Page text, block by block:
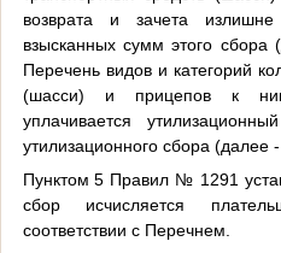
возврата и зачета
взысканных сумм этого
Перечень видов и категорий
(шасси) и прицепов к
уплачивается
утилизационного сбора (далее
Пунктом 5 Правил № 1291
сбор исчисляется
соответствии с Перечнем.